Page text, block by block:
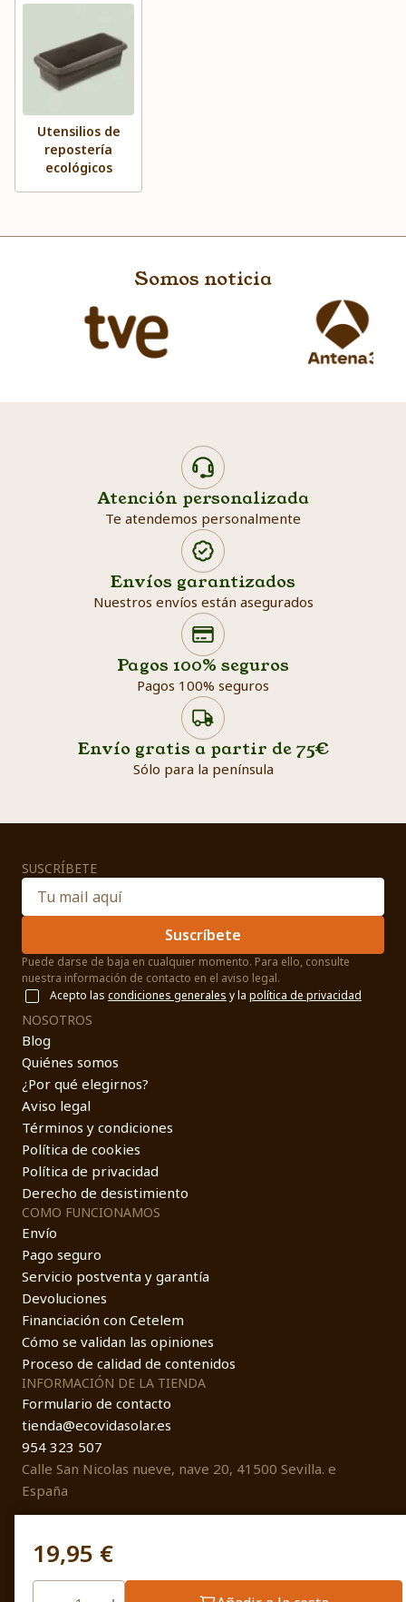
19,95 €
Utensilios de
repostería
ecológicos
Somos noticia
Atención personalizada
Te atendemos personalmente
Envíos garantizados
Nuestros envíos están asegurados
Pagos 100% seguros
Pagos 100% seguros
Envío gratis a partir de 75€
Sólo para la península
Search products
SUSCRÍBETE
Suscríbete
Puede darse de baja en cualquier momento. Para ello, consulte
nuestra información de contacto en el aviso legal.
Acepto las condiciones generales y la política de privacidad
NOSOTROS
Blog
Quiénes somos
¿Por qué elegirnos?
Aviso legal
Términos y condiciones
Política de cookies
Política de privacidad
Derecho de desistimiento
COMO FUNCIONAMOS
Envío
Pago seguro
Servicio postventa y garantía
Devoluciones
Financiación con Cetelem
Cómo se validan las opiniones
Proceso de calidad de contenidos
INFORMACIÓN DE LA TIENDA
Formulario de contacto
tienda@ecovidasolar.es
954 323 507
Calle San Nicolas nueve, nave 20, 41500 Sevilla. e
España
© EcovidaSolar 2026